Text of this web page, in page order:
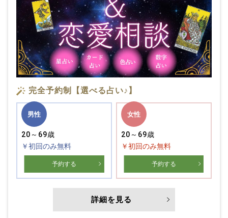
完全予約制【選べる占い♪】
男性
20～69歳
￥初回のみ無料
予約する
女性
20～69歳
￥初回のみ無料
予約する
詳細を見る